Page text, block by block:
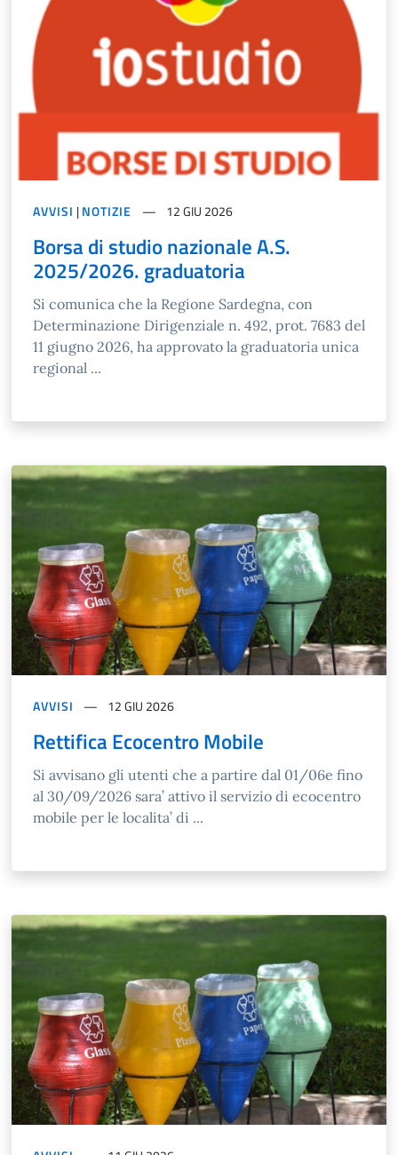
AVVISI |NOTIZIE 12 GIU 2026
Borsa di studio nazionale A.S.
2025/2026. graduatoria
Si comunica che la Regione Sardegna, con
Determinazione Dirigenziale n. 492, prot. 7683 del
11 giugno 2026, ha approvato la graduatoria unica
regional ...
AVVISI 12 GIU 2026
Rettifica Ecocentro Mobile
Si avvisano gli utenti che a partire dal 01/06e fino
al 30/09/2026 sara’ attivo il servizio di ecocentro
mobile per le localita’ di ...